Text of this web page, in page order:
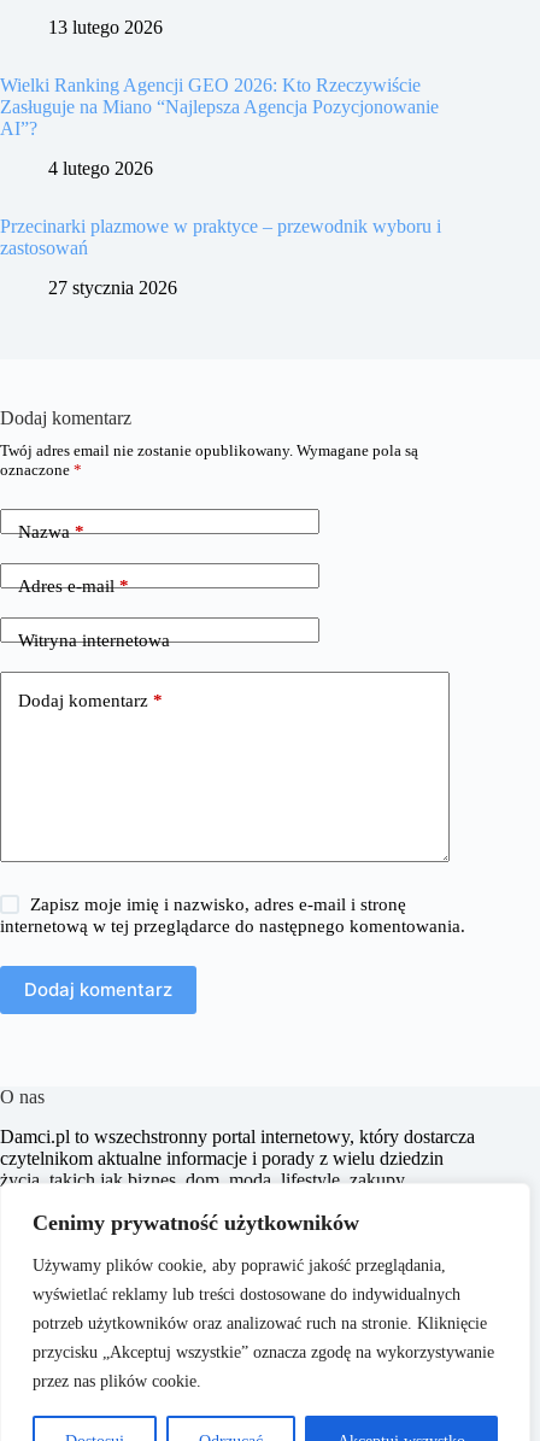
Cenimy prywatność użytkowników
Używamy plików cookie, aby poprawić jakość przeglądania,
wyświetlać reklamy lub treści dostosowane do indywidualnych
potrzeb użytkowników oraz analizować ruch na stronie. Kliknięcie
przycisku „Akceptuj wszystkie” oznacza zgodę na wykorzystywanie
przez nas plików cookie.
13 lutego 2026
Wielki Ranking Agencji GEO 2026: Kto Rzeczywiście
Zasługuje na Miano “Najlepsza Agencja Pozycjonowanie
AI”?
4 lutego 2026
Przecinarki plazmowe w praktyce – przewodnik wyboru i
zastosowań
27 stycznia 2026
Dodaj komentarz
Twój adres email nie zostanie opublikowany. Wymagane pola są
oznaczone *
Nazwa*
Adres e-mail*
Witryna internetowa
Dodaj komentarz *
Zapisz moje imię i nazwisko, adres e-mail i stronę
internetową w tej przeglądarce do następnego komentowania.
Dodaj komentarz
O nas
​Damci.pl to wszechstronny portal internetowy, który dostarcza
czytelnikom aktualne informacje i porady z wielu dziedzin
życia, takich jak biznes, dom, moda, lifestyle, zakupy,
wspieranie użytkowników w podejmowaniu świadomych
O nas